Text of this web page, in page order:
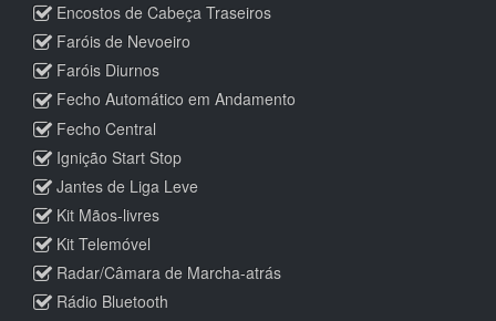
Encostos de Cabeça Traseiros
Faróis de Nevoeiro
Faróis Diurnos
Fecho Automático em Andamento
Fecho Central
Ignição Start Stop
Jantes de Liga Leve
Kit Mãos-livres
Kit Telemóvel
Radar/Câmara de Marcha-atrás
Rádio Bluetooth